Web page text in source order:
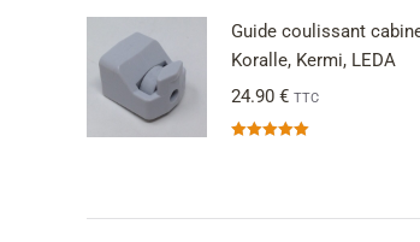
Guide coulissant
Koralle, Kermi, LEDA
24.90 € TTC